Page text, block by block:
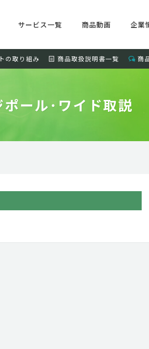
サービス一覧 商品動画 企業
の取り組み 商品取扱説明書一覧 商
ポール･ワイド取説